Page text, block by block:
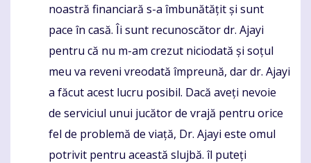
noastră financiară s-a îmbunătățit și sunt
pace în casă. Îi sunt recunoscător dr. Ajayi
pentru că nu m-am crezut niciodată și soțul
meu va reveni vreodată împreună, dar dr. Ajayi
a făcut acest lucru posibil. Dacă aveți nevoie
de serviciul unui jucător de vrajă pentru orice
fel de problemă de viață, Dr. Ajayi este omul
potrivit pentru această slujbă. îl puteți